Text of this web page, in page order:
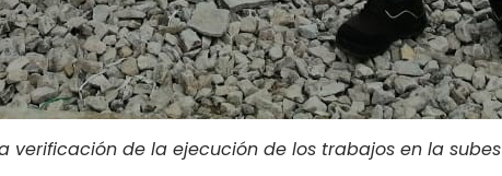
verificación de la ejecución de los trabajos en la